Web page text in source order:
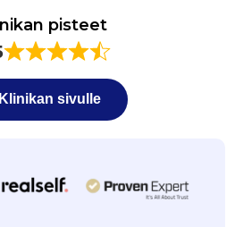
pisteet
sivulle